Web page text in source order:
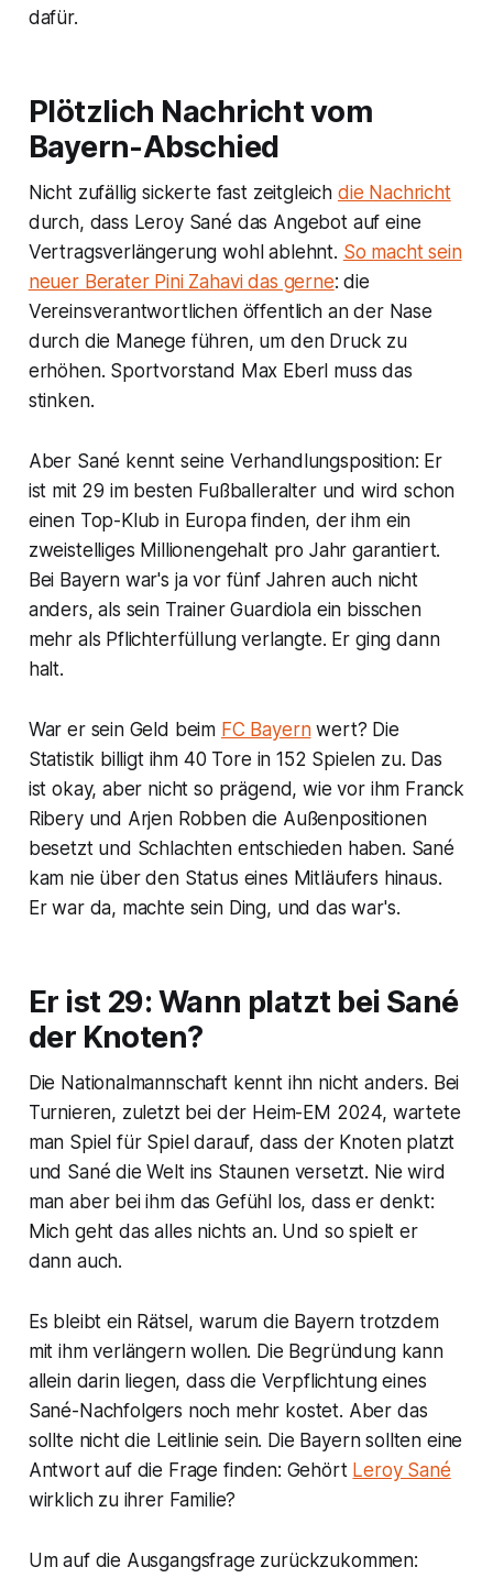
dafür.
Plötzlich Nachricht vom
Bayern-Abschied
Nicht zufällig sickerte fast zeitgleich die Nachricht
durch, dass Leroy Sané das Angebot auf eine
Vertragsverlängerung wohl ablehnt. So macht sein
neuer Berater Pini Zahavi das gerne: die
Vereinsverantwortlichen öffentlich an der Nase
durch die Manege führen, um den Druck zu
erhöhen. Sportvorstand Max Eberl muss das
stinken.
Aber Sané kennt seine Verhandlungsposition: Er
ist mit 29 im besten Fußballeralter und wird schon
einen Top-Klub in Europa finden, der ihm ein
zweistelliges Millionengehalt pro Jahr garantiert.
Bei Bayern war's ja vor fünf Jahren auch nicht
anders, als sein Trainer Guardiola ein bisschen
mehr als Pflichterfüllung verlangte. Er ging dann
halt.
War er sein Geld beim FC Bayernwert? Die
Statistik billigt ihm 40 Tore in 152 Spielen zu. Das
ist okay, aber nicht so prägend, wie vor ihm Franck
Ribery und Arjen Robben die Außenpositionen
besetzt und Schlachten entschieden haben. Sané
kam nie über den Status eines Mitläufers hinaus.
Er war da, machte sein Ding, und das war's.
Er ist 29: Wann platzt bei Sané
der Knoten?
Die Nationalmannschaft kennt ihn nicht anders. Bei
Turnieren, zuletzt bei der Heim-EM 2024, wartete
man Spiel für Spiel darauf, dass der Knoten platzt
und Sané die Welt ins Staunen versetzt. Nie wird
man aber bei ihm das Gefühl los, dass er denkt:
Mich geht das alles nichts an. Und so spielt er
dann auch.
Es bleibt ein Rätsel, warum die Bayern trotzdem
mit ihm verlängern wollen. Die Begründung kann
allein darin liegen, dass die Verpflichtung eines
Sané-Nachfolgers noch mehr kostet. Aber das
sollte nicht die Leitlinie sein. Die Bayern sollten eine
Antwort auf die Frage finden: Gehört Leroy Sané
wirklich zu ihrer Familie?
Um auf die Ausgangsfrage zurückzukommen: